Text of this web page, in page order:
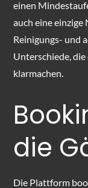
einen
auch eine
Reinigungs- und
Unterschiede,
klarmachen.
die
Die Plattform